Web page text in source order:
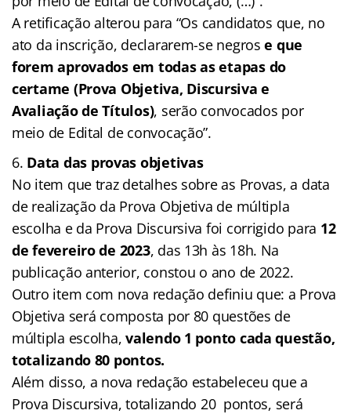
A retificação alterou para “Os candidatos que, no
ato da inscrição, declararem-se negros e que
forem aprovados em todas as etapas do
certame (Prova Objetiva, Discursiva e
Avaliação de Títulos), serão convocados por
meio de Edital de convocação”.
Data das provas objetivas
No item que traz detalhes sobre as Provas, a data
de realização da Prova Objetiva de múltipla
escolha e da Prova Discursiva foi corrigido para 12
de fevereiro de 2023, das 13h às 18h. Na
publicação anterior, constou o ano de 2022.
Outro item com nova redação definiu que: a Prova
Objetiva será composta por 80 questões de
múltipla escolha, valendo 1 ponto cada questão,
totalizando 80 pontos.
Além disso, a nova redação estabeleceu que a
Prova Discursiva, totalizando 20 pontos, será